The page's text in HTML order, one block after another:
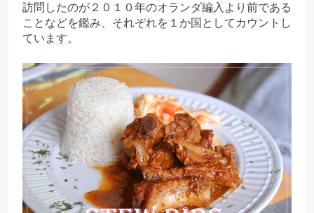
訪問したのが２０１０年のオランダ編入より前である
ことなどを鑑み、それぞれを１か国としてカウントし
ています。